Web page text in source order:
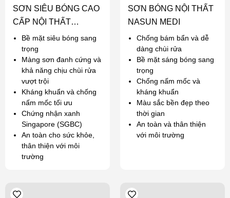
SƠN SIÊU BÓNG CAO
CẤP NỘI THẤT
NASUN ANGEL
Bề mặt siêu bóng sang
trọng
Màng sơn đanh cứng và
khả năng chịu chùi rửa
vượt trội
Kháng khuẩn và chống
nấm mốc tối ưu
Chứng nhận xanh
Singapore (SGBC)
An toàn cho sức khỏe,
thân thiện với môi
trường
SƠN BÓNG NỘI THẤT
NASUN MEDI
Chống bám bẩn và dễ
dàng chùi rửa
Bề mặt sáng bóng sang
trọng
Chống nấm mốc và
kháng khuẩn
Màu sắc bền đẹp theo
thời gian
An toàn và thân thiện
với môi trường